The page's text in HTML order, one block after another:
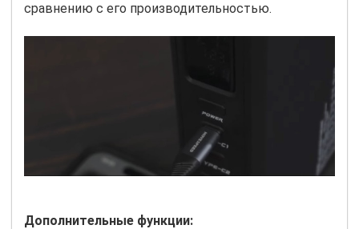
сравнению с его производительностью.
Дополнительные функции: